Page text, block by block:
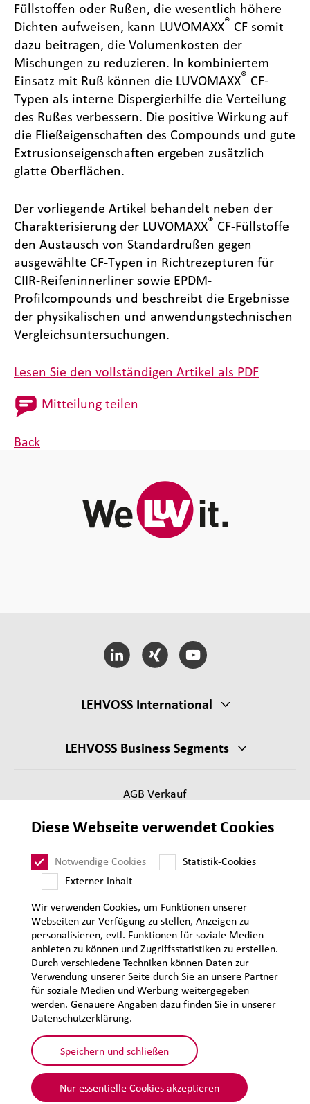
Füllstoffen oder Rußen, die wesentlich höhere
Dichten aufweisen, kann LUVOMAXX® CF somit
dazu beitragen, die Volumenkosten der
Mischungen zu reduzieren. In kombiniertem
Einsatz mit Ruß können die LUVOMAXX® CF-
Typen als interne Dispergierhilfe die Verteilung
des Rußes verbessern. Die positive Wirkung auf
die Fließeigenschaften des Compounds und gute
Extrusionseigenschaften ergeben zusätzlich
glatte Oberflächen.
Der vorliegende Artikel behandelt neben der
Charakterisierung der LUVOMAXX® CF-Füllstoffe
den Austausch von Standardrußen gegen
ausgewählte CF-Typen in Richtrezepturen für
CIIR-Reifeninnerliner sowie EPDM-
Profilcompounds und beschreibt die Ergebnisse
der physikalischen und anwendungstechnischen
Vergleichsuntersuchungen.
Lesen Sie den vollständigen Artikel als PDF
Mitteilung teilen
Back
LEHVOSS International
LEHVOSS Business Segments
AGB Verkauf
Impressum
Datenschutz
© 2026 Lehmann&Voss&Co.
Diese Webseite verwendet Cookies
Notwendige Cookies
Statistik-Cookies
Externer Inhalt
Wir verwenden Cookies, um Funktionen unserer
Webseiten zur Verfügung zu stellen, Anzeigen zu
personalisieren, evtl. Funktionen für soziale Medien
anbieten zu können und Zugriffsstatistiken zu erstellen.
Durch verschiedene Techniken können Daten zur
Verwendung unserer Seite durch Sie an unsere Partner
für soziale Medien und Werbung weitergegeben
werden. Genauere Angaben dazu finden Sie in unserer
Datenschutzerklärung.
Speichern und schließen
Nur essentielle Cookies akzeptieren